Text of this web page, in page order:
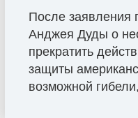
После заявления
Анджея Дуды о
прекратить
защиты
возможной